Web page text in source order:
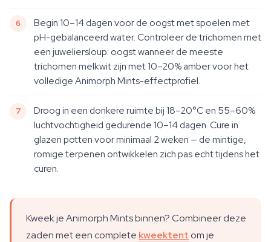
Begin 10–14 dagen voor de oogst met spoelen met
pH-gebalanceerd water. Controleer de trichomen met
een juweliersloup: oogst wanneer de meeste
trichomen melkwit zijn met 10–20% amber voor het
volledige Animorph Mints-effectprofiel.
Droog in een donkere ruimte bij 18–20°C en 55–60%
luchtvochtigheid gedurende 10–14 dagen. Cure in
glazen potten voor minimaal 2 weken — de mintige,
romige terpenen ontwikkelen zich pas echt tijdens het
curen.
Kweek je Animorph Mints binnen? Combineer deze
zaden met een complete kweektent om je